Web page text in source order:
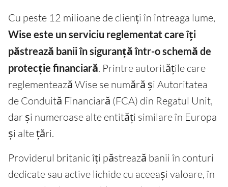
Cu peste 12 milioane de clienți în întreaga lume,
Wise este un serviciu reglementat care îți
păstrează banii în siguranță într-o schemă de
protecție financiară. Printre autoritățile care
reglementează Wise se numără și Autoritatea
de Conduită Financiară (FCA) din Regatul Unit,
dar și numeroase alte entități similare în Europa
și alte țări.
Providerul britanic îți păstrează banii în conturi
dedicate sau active lichide cu aceeași valoare, în